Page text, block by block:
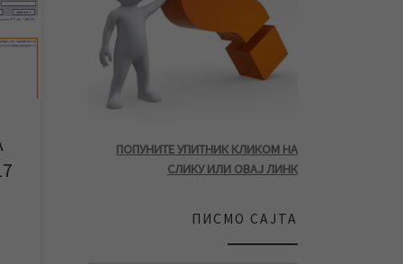
ПОПУНИТЕ УПИТНИК КЛИКОМ НА
СЛИКУ ИЛИ ОВАЈ ЛИНК
ПИСМО САЈТА